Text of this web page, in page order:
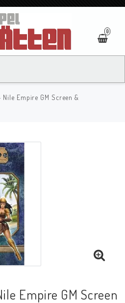
0
Empire GM Screen &
Empire GM Screen